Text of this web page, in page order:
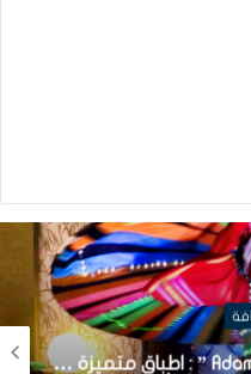
رمضان في نزل ” Adam Suites ” : اطباق متميزة …